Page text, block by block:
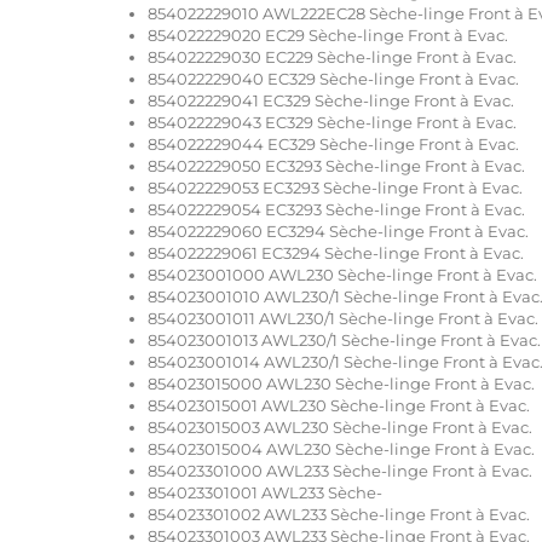
854022229010 AWL222EC28 Sèche-linge Front à
854022229020 EC29 Sèche-linge Front à Evac.
854022229030 EC229 Sèche-linge Front à Evac.
854022229040 EC329 Sèche-linge Front à Evac.
854022229041 EC329 Sèche-linge Front à Evac.
854022229043 EC329 Sèche-linge Front à Evac.
854022229044 EC329 Sèche-linge Front à Evac.
854022229050 EC3293 Sèche-linge Front à Evac.
854022229053 EC3293 Sèche-linge Front à Evac.
854022229054 EC3293 Sèche-linge Front à Evac.
854022229060 EC3294 Sèche-linge Front à Evac.
854022229061 EC3294 Sèche-linge Front à Evac.
854023001000 AWL230 Sèche-linge Front à Evac.
854023001010 AWL230/1 Sèche-linge Front à Evac.
854023001011 AWL230/1 Sèche-linge Front à Evac.
854023001013 AWL230/1 Sèche-linge Front à Evac.
854023001014 AWL230/1 Sèche-linge Front à Evac.
854023015000 AWL230 Sèche-linge Front à Evac.
854023015001 AWL230 Sèche-linge Front à Evac.
854023015003 AWL230 Sèche-linge Front à Evac.
854023015004 AWL230 Sèche-linge Front à Evac.
854023301000 AWL233 Sèche-linge Front à Evac.
854023301001 AWL233 Sèche-
854023301002 AWL233 Sèche-linge Front à Evac.
854023301003 AWL233 Sèche-linge Front à Evac.